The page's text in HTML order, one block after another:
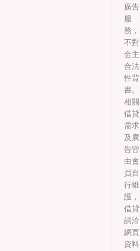
廣告
服
務，
不對
金主
合法
性背
書。
相關
借貸
需求
及廣
告皆
由會
員自
行維
護，
借貸
請洽
網頁
資料